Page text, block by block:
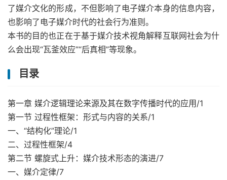
了媒介文化的形成，不但影响了电子媒介本身的信息内容，
也影响了电子媒介时代的社会行为准则。
本书的目的也正在于基于媒介技术视角解释互联网社会为什
么会出现“瓦釜效应”“后真相”等现象。
目录
第一章 媒介逻辑理论来源及其在数字传播时代的应用/1
第一节 过程性框架：形式与内容的关系/1
一、“结构化”理论/1
二、过程性框架/4
第二节 螺旋式上升：媒介技术形态的演进/7
一、媒介定律/7